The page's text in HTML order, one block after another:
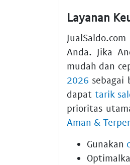
Layanan
Anda. Jika
mudah dan
2026 sebagai
dapat tarik
prioritas
Aman &
Gunakan